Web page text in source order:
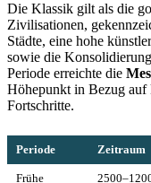
Die Klassik gilt als die
Zivilisationen,
Städte, eine hohe
sowie die
Periode erreichte die
Höhepunkt in Bezug
Fortschritte.
Periode Zeitraum
Frühe